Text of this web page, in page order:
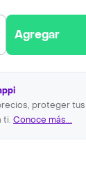
Agregar
proteger
ti. Conoce más...